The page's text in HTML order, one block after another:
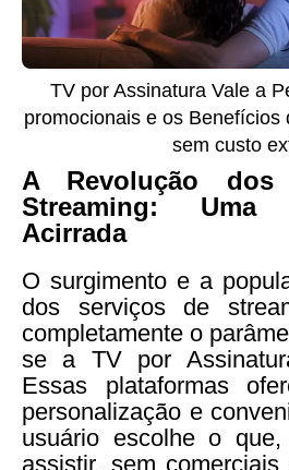
TV por Assinatura Vale a
promocionais e os Benefícios
sem custo
A Revolução
Streaming: Uma
Acirrada
O surgimento e a
dos serviços de
completamente o
se a TV por
Essas plataformas
personalização e
usuário escolhe o
assistir, sem